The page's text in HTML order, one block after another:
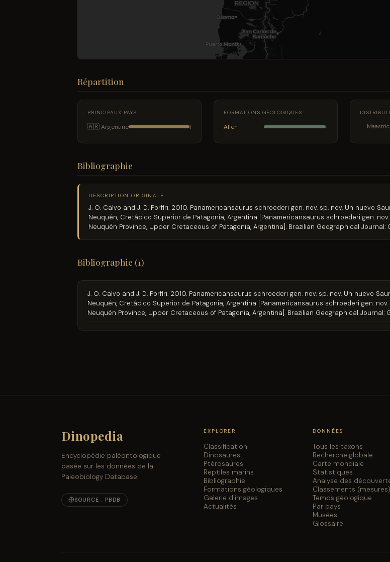
Répartition
PRINCIPAUX PAYS
🇦🇷 Argentine 1
FORMATIONS GÉOLOGIQUES
Allen 1
Bibliographie
DESCRIPTION ORIGINALE
J. O. Calvo and J. D. Porfiri. 2010. Panamericansaurus schroederi gen. nov. sp. nov. Un nuevo
Neuquén, Cretácico Superior de Patagonia, Argentina [Panamericansaurus schroederi gen.
Neuquén Province, Upper Cretaceous of Patagonia, Argentina]. Brazilian Geographical Journal:
Bibliographie (1)
J. O. Calvo and J. D. Porfiri. 2010. Panamericansaurus schroederi gen. nov. sp. nov. Un nuevo
Neuquén, Cretácico Superior de Patagonia, Argentina [Panamericansaurus schroederi gen.
Neuquén Province, Upper Cretaceous of Patagonia, Argentina]. Brazilian Geographical Journal:
Dinopedia
Encyclopédie paléontologique
basée sur les données de la
Paleobiology Database.
SOURCE : PBDB
EXPLORER
Classification
Dinosaures
Ptérosaures
Reptiles marins
Bibliographie
Formations géologiques
Galerie d'images
Actualités
DONNÉES
Tous les taxons
Recherche globale
Carte mondiale
Statistiques
Analyse des
Classements (mesures)
Temps géologique
Par pays
Musées
Glossaire